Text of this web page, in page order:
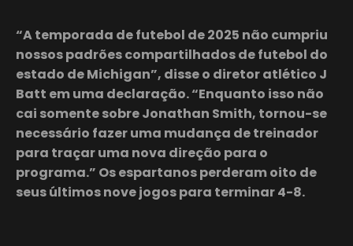
“A temporada de futebol de 2025 não cumpriu
nossos padrões compartilhados de futebol do
estado de Michigan”, disse o diretor atlético J
Batt em uma declaração. “Enquanto isso não
cai somente sobre Jonathan Smith, tornou-se
necessário fazer uma mudança de treinador
para traçar uma nova direção para o
programa.” Os espartanos perderam oito de
seus últimos nove jogos para terminar 4-8.